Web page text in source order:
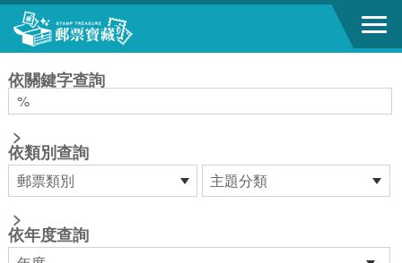
跳到主要內容區塊
依關鍵字查詢
>
依類別查詢
>
依年度查詢